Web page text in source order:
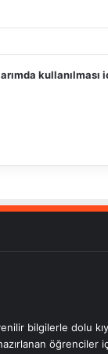
bilgilerle dolu
öğrenciler